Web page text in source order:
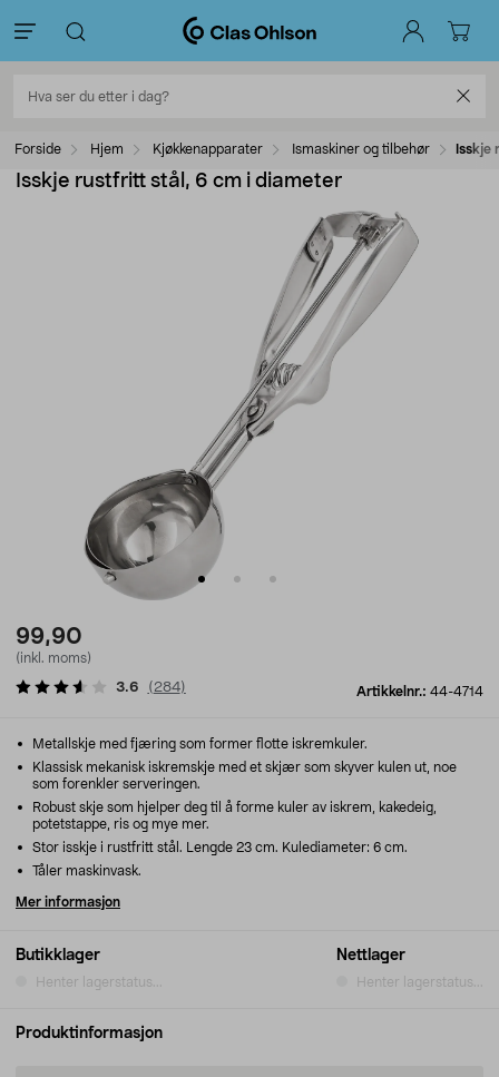
Forside Hjem Kjøkkenapparater Ismaskiner og tilbehør Isskje
Isskje rustfritt stål, 6 cm i diameter
99,90
(inkl. moms)
Artikkelnr.: 44-4714
3.6 ( 284)
Butikklager
Henter lagerstatus...
Nettlager
Henter lagerstatus...
Metallskje med fjæring som former flotte iskremkuler.
Klassisk mekanisk iskremskje med et skjær som skyver kulen ut, noe
som forenkler serveringen.
Robust skje som hjelper deg til å forme kuler av iskrem, kakedeig,
potetstappe, ris og mye mer.
Stor isskje i rustfritt stål. Lengde 23 cm. Kulediameter: 6 cm.
Tåler maskinvask.
Mer informasjon
Produktinformasjon